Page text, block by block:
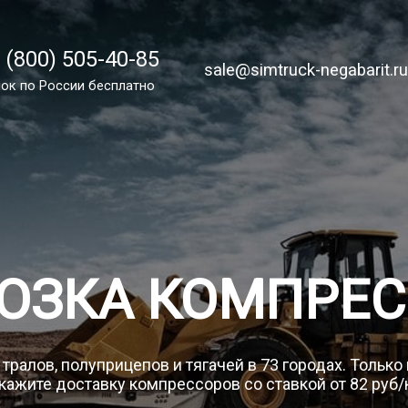
(800) 505-40-85
по РФ бесплатно
sale@simtruck-negabarit.ru
(800) 505-40-85
по России бесплатно
sale@simtruck-negabarit.ru
полуприцепов и тягачей в 73 городах.
доставку компрессоров со ставкой от 82